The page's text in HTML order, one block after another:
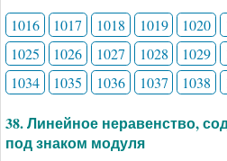
1016 1017 1018 1019 1020
1025
1026 1027 1028 1029
1034
1035 1036 1037 1038
38. Линейное неравенство,
под знаком модуля